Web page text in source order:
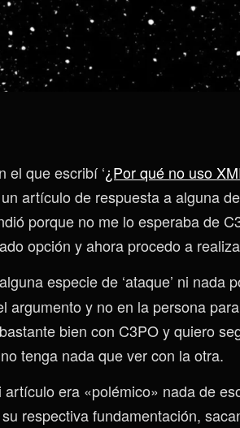
el que escribí ‘¿Por qué no uso
artículo de respuesta a alguna
porque no me lo esperaba de
opción y ahora procedo a
especie de ‘ataque’ ni nada
argumento y no en la persona
bien con C3PO y quiero
tenga nada que ver con la otra.
era «polémico» nada de
respectiva fundamentación,